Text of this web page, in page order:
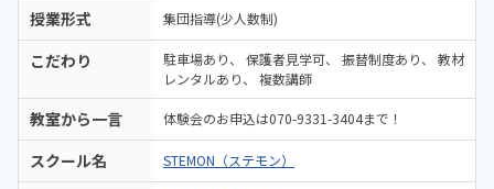
授業形式 集団指導(少人数制)
こだわり 駐車場あり 保護者見学可 振替制度あり
教材
レンタルあり
複数講師
教室から一言 体験会のお申込は070-9331-3404まで！
スクール名 STEMON（ステモン）